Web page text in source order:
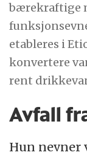
bærekraftige
etableres i
konvertere
rent
Avfall
Hun nevner